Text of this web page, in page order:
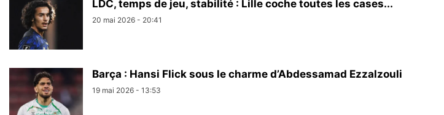
LDC, temps de jeu, stabilité : Lille coche toutes les cases...
20 mai 2026 - 20:41
Barça : Hansi Flick sous le charme d’Abdessamad Ezzalzouli
19 mai 2026 - 13:53